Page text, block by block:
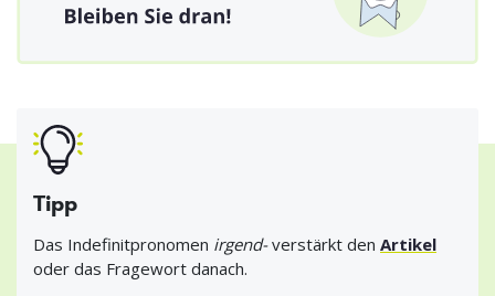
Tipp
Das Indefinitpronomen irgend-verstärkt den Artikel
oder das Fragewort danach.